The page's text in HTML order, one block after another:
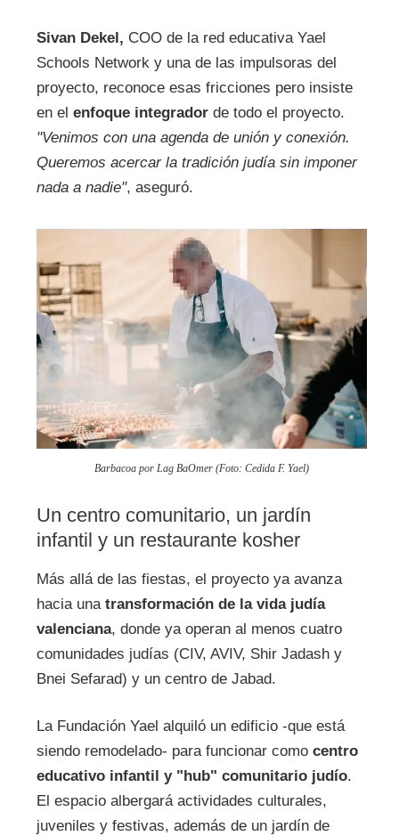
Sivan Dekel, COO de la red educativa Yael
Schools Network y una de las impulsoras del
proyecto, reconoce esas fricciones pero insiste
en el enfoque integradorde todo el proyecto.
"Venimos con una agenda de unión y conexión.
Queremos acercar la tradición judía sin imponer
nada a nadie", aseguró.
Barbacoa por Lag BaOmer (Foto: Cedida F. Yael)
Un centro comunitario, un jardín
infantil y un restaurante kosher
Más allá de las fiestas, el proyecto ya avanza
hacia una transformación de la vida judía
valenciana, donde ya operan al menos cuatro
comunidades judías (CIV, AVIV, Shir Jadash y
Bnei Sefarad) y un centro de Jabad.
La Fundación Yael alquiló un edificio -que está
siendo remodelado- para funcionar como centro
educativo infantil y "hub" comunitario judío.
El espacio albergará actividades culturales,
juveniles y festivas, además de un jardín de